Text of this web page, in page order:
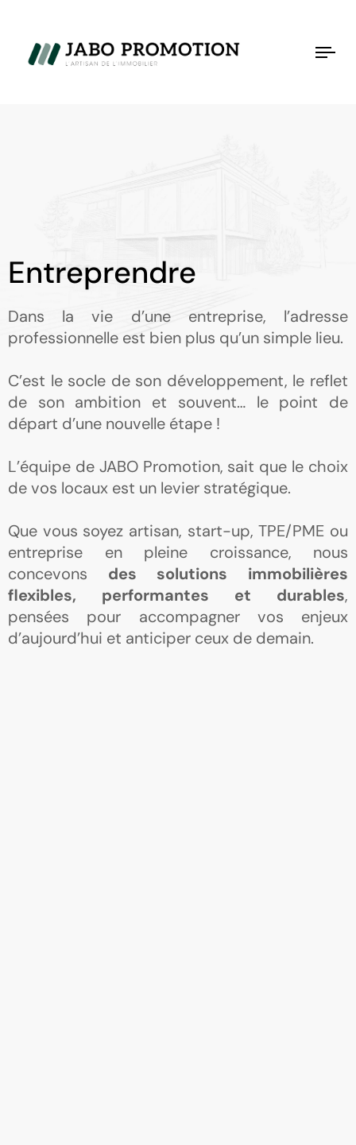
Entreprendre
Dans la vie d’une entreprise, l’adresse
professionnelle est bien plus qu’un simple lieu.
C’est le socle de son développement, le reflet
de son ambition et souvent… le point de
départ d’une nouvelle étape !
L’équipe de JABO Promotion, sait que le choix
de vos locaux est un levier stratégique.
Que vous soyez artisan, start-up, TPE/PME ou
entreprise en pleine croissance, nous
concevons des solutions immobilières
flexibles, performantes et durables,
pensées pour accompagner vos enjeux
d’aujourd’hui et anticiper ceux de demain.